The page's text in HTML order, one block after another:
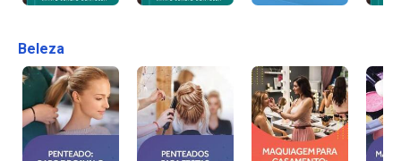
Beleza